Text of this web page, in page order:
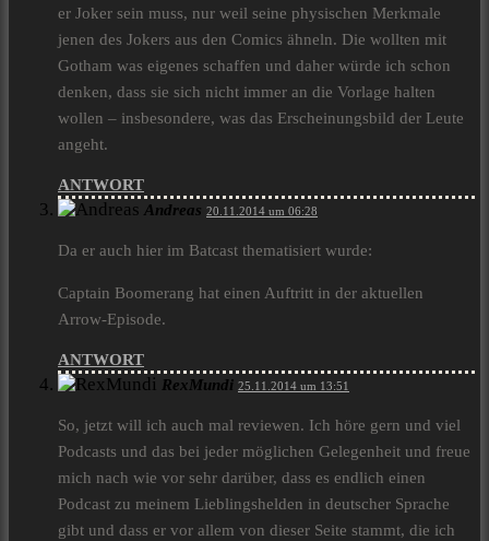
er Joker sein muss, nur weil seine physischen Merkmale
jenen des Jokers aus den Comics ähneln. Die wollten mit
Gotham was eigenes schaffen und daher würde ich schon
denken, dass sie sich nicht immer an die Vorlage halten
wollen – insbesondere, was das Erscheinungsbild der Leute
angeht.
ANTWORT
Andreas 20.11.2014 um 06:28
Da er auch hier im Batcast thematisiert wurde:
Captain Boomerang hat einen Auftritt in der aktuellen
Arrow-Episode.
ANTWORT
RexMundi 25.11.2014 um 13:51
So, jetzt will ich auch mal reviewen. Ich höre gern und viel
Podcasts und das bei jeder möglichen Gelegenheit und freue
mich nach wie vor sehr darüber, dass es endlich einen
Podcast zu meinem Lieblingshelden in deutscher Sprache
gibt und dass er vor allem von dieser Seite stammt, die ich